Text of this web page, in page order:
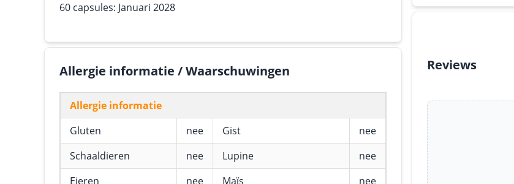
60 capsules: Januari 2028
Allergie informatie / Waarschuwingen
Allergie informatie
Gluten
nee Gist
nee
Schaaldieren
nee Lupine
nee
Eieren
nee Maïs
nee
Reviews